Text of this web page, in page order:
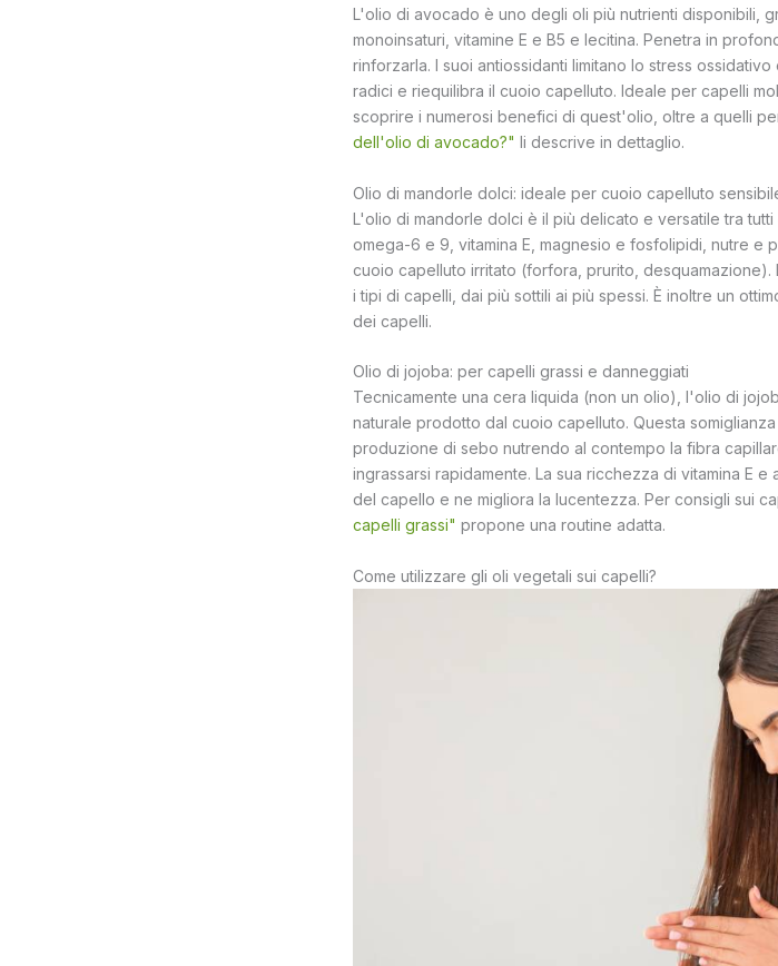
L'olio di avocado è uno degli oli più nutrienti disponibili,
monoinsaturi, vitamine E e B5 e lecitina. Penetra in
rinforzarla. I suoi antiossidanti limitano lo stress
radici e riequilibra il cuoio capelluto. Ideale per capelli
scoprire i numerosi benefici di quest'olio, oltre a quelli
dell'olio di avocado?" li descrive in dettaglio.
Olio di mandorle dolci: ideale per cuoio capelluto
L'olio di mandorle dolci è il più delicato e versatile tra
omega-6 e 9, vitamina E, magnesio e fosfolipidi, nutre
cuoio capelluto irritato (forfora, prurito,
i tipi di capelli, dai più sottili ai più spessi. È inoltre un
dei capelli.
Olio di jojoba: per capelli grassi e danneggiati
Tecnicamente una cera liquida (non un olio), l'olio di
naturale prodotto dal cuoio capelluto. Questa
produzione di sebo nutrendo al contempo la fibra
ingrassarsi rapidamente. La sua ricchezza di vitamina E
del capello e ne migliora la lucentezza. Per consigli sui
capelli grassi" propone una routine adatta.
Come utilizzare gli oli vegetali sui capelli?